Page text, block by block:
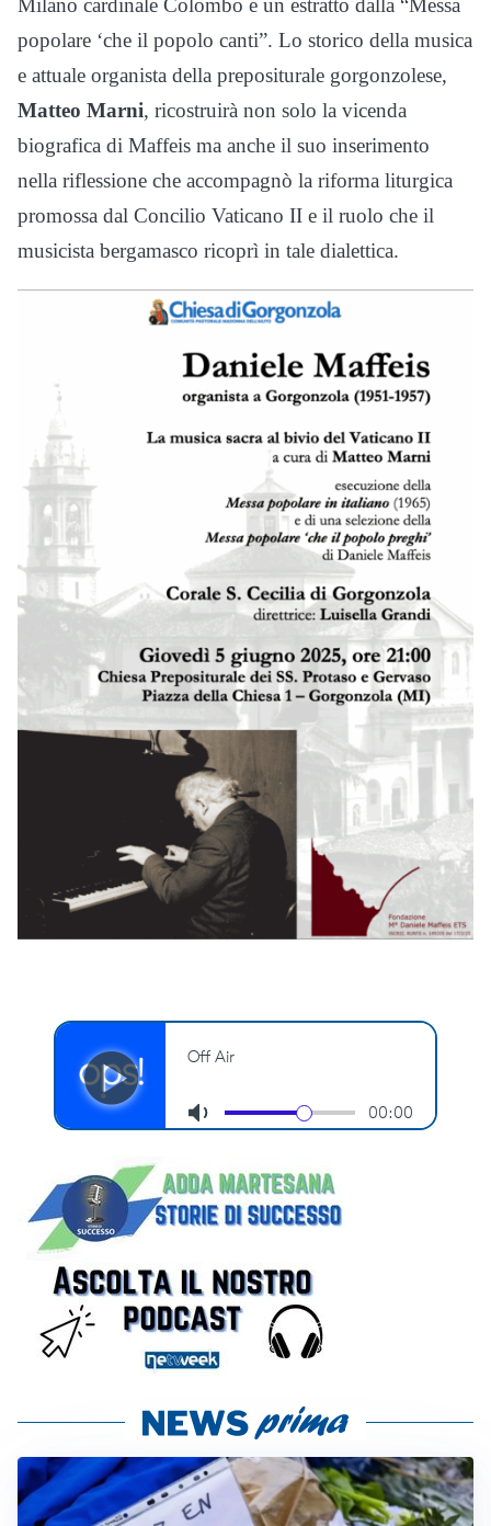
Milano cardinale Colombo e un estratto dalla “Messa
popolare ‘che il popolo canti”. Lo storico della musica
e attuale organista della prepositurale gorgonzolese,
Matteo Marni, ricostruirà non solo la vicenda
biografica di Maffeis ma anche il suo inserimento
nella riflessione che accompagnò la riforma liturgica
promossa dal Concilio Vaticano II e il ruolo che il
musicista bergamasco ricoprì in tale dialettica.